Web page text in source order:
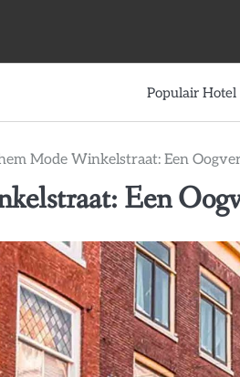
Populair Hotel
Mode Winkelstraat: Een
Een